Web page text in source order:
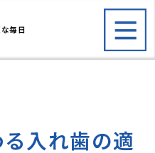
毎日
入れ歯の適